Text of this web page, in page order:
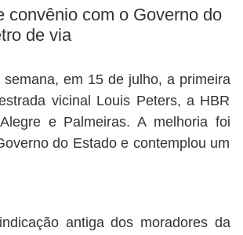
convênio com o Governo do
de via
em 15 de julho, a primeira
vicinal Louis Peters, a HBR
e Palmeiras. A melhoria foi
do Estado e contemplou um
antiga dos moradores da